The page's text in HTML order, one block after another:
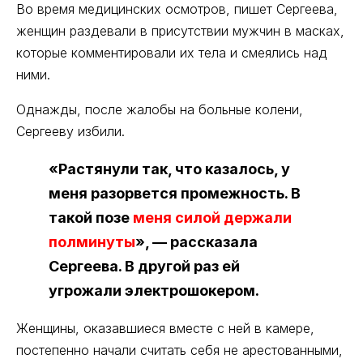
Во время медицинских осмотров, пишет Сергеева,
женщин раздевали в присутствии мужчин в масках,
которые комментировали их тела и смеялись над
ними.
Однажды, после жалобы на больные колени,
Сергееву избили.
«Растянули так, что казалось, у
меня разорвется промежность. В
такой позе меня силой держали
полминуты», — рассказала
Сергеева. В другой раз ей
угрожали электрошокером.
Женщины, оказавшиеся вместе с ней в камере,
постепенно начали считать себя не арестованными,